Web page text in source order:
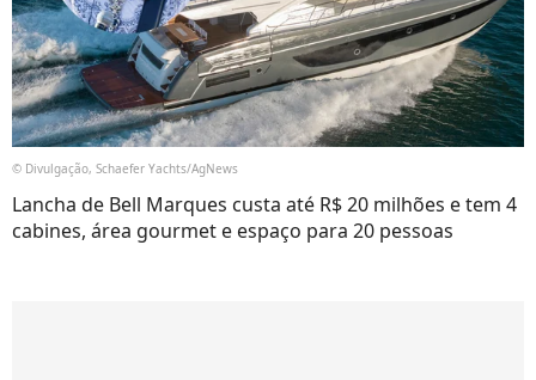
© Divulgação, Schaefer Yachts/AgNews
Lancha de Bell Marques custa até R$ 20 milhões e tem 4
cabines, área gourmet e espaço para 20 pessoas